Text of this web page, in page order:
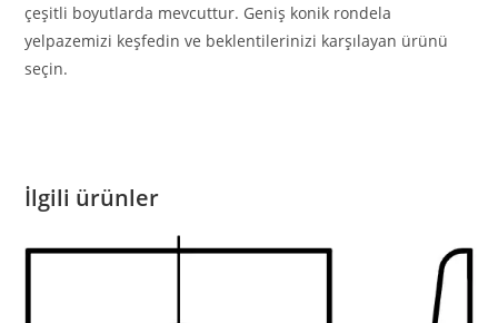
çeşitli boyutlarda mevcuttur. Geniş konik rondela
yelpazemizi keşfedin ve beklentilerinizi karşılayan ürünü
seçin.
İlgili ürünler